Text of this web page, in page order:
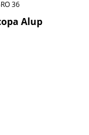
36
Alup